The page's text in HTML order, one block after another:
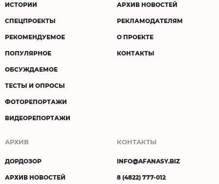
ИСТОРИИ
СПЕЦПРОЕКТЫ
РЕКОМЕНДУЕМОЕ
ПОПУЛЯРНОЕ
ОБСУЖДАЕМОЕ
ТЕСТЫ И ОПРОСЫ
ФОТОРЕПОРТАЖИ
ВИДЕОРЕПОРТАЖИ
АРХИВ НОВОСТЕЙ
РЕКЛАМОДАТЕЛЯМ
О ПРОЕКТЕ
КОНТАКТЫ
АРХИВ
ДОРДОЗОР
АРХИВ НОВОСТЕЙ
КОНТАКТЫ
INFO@AFANASY.BIZ
8 (4822) 777-012